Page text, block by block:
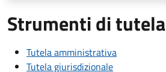
Strumenti di tutela
Tutela amministrativa
Tutela giurisdizionale